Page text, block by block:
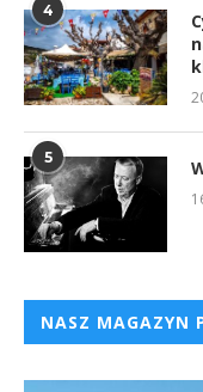
4
5
NASZ MAGAZYN